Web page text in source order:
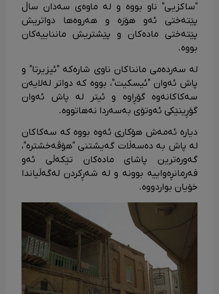
"ساکزیی" ناو بووە و لە ماوەی سەدان ساڵ
پێتەختی ئەو هۆزە و هەروەها دواتریش
پێتەختی مادەکان و پێشتریش مانناییەکان
بووە.
لە سەردەمی مانناکان ناوی شارەکە "ئیزیرتا" و
پاش ئەوان "ئیسکیت"، بووە کە دواتر لەلایەن
سەکاکانەوە گۆڕاوە و ئیتر لە پاش ئەوان
گۆڕینێکی ئەوتۆی بەسەردا نەهاتووە.
دیارە ئەمەش هۆکاری ئەوە بووە کە سەکاکان
لە پاش بە دەسەڵات گەیشتنی "هۆڤەخشترە"،
گەورەترین پاشای مادەکان تێکەڵی ئەو
فەرمانڕەواییە بوونە و لە شەڕکردن لەگەڵیاندا
خۆیان بواردووە.